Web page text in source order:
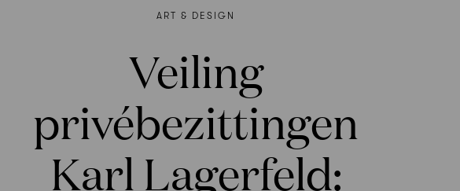
ART & DESIGN
Veiling
privébezittingen
Karl Lagerfeld: